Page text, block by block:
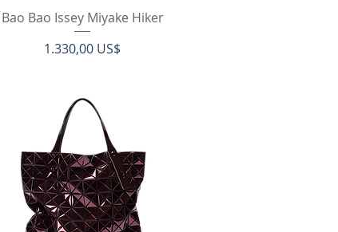
Hurtigvisning
Bao Bao Issey Miyake Hiker
Pris
1.330,00 US$